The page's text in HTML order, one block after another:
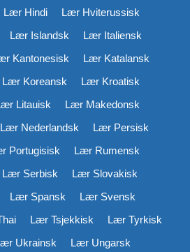
Lær Hindi
Lær Hviterussisk
Lær Islandsk
Lær Italiensk
Kantonesisk
Lær Katalansk
Lær Koreansk
Lær Kroatisk
Litauisk
Lær Makedonsk
Lær Nederlandsk
Lær Persisk
Portugisisk
Lær Rumensk
Lær Serbisk
Lær Slovakisk
Lær Spansk
Lær Svensk
Lær Tsjekkisk
Lær Tyrkisk
Ukrainsk
Lær Ungarsk